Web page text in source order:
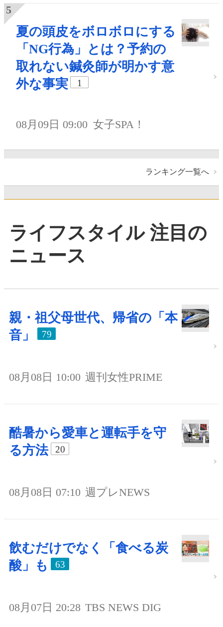
夏の頭皮をボロボロにする
「NG行為」とは？予約の
取れない鍼灸師が明かす意
外な事実
1
08月09日 09:00 女子SPA！
ランキング一覧へ
ライフスタイル 注目の
ニュース
親・祖父母世代、帰省の「本
音」
79
08月08日 10:00 週刊女性PRIME
酷暑から愛車と運転手を守
る方法
20
08月08日 07:10 週プレNEWS
飲むだけでなく「食べる炭
酸」も
63
08月07日 20:28 TBS NEWS DIG